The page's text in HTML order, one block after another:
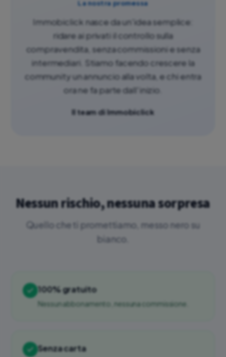
La nostra promessa
Immobiclick nasce da un'idea semplice:
ridare ai privati il controllo sulla
compravendita, senza commissioni e senza
intermediari. Stiamo facendo crescere la
community un annuncio alla volta, e chi entra
ora ne fa parte dall'inizio.
Il team di Immobiclick
Nessun rischio, nessuna sorpresa
Quello che ti promettiamo, messo nero su
bianco.
100% gratuito
Nessun abbonamento, nessuna commissione.
Senza carta